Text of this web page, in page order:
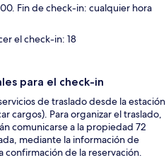
Fin de check-in: cualquier hora
el check-in: 18
para el check-in
de traslado desde la estación
cargos). Para organizar el traslado,
comunicarse a la propiedad 72
mediante la información de
confirmación de la reservación.